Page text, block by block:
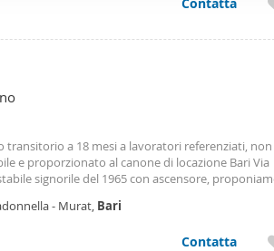
sul modo in cui utilizza il
pubblicità e social media, i quali
hanno raccolto dal suo utilizzo dei loro
348. 24. 61. 239…. Dal lunedì al sabato dalle
150
a 18 mesi a lavoratori referenziati, non
e proporzionato al canone di locazione Bari Via
signorile del 1965 con ascensore,
da: ingresso, cucinino, bagno con doccia,
- Murat, Bari
Contatta